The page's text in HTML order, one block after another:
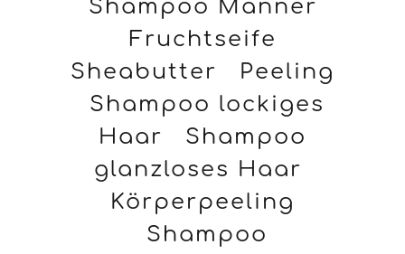
Shampoo Männer
Fruchtseife
Sheabutter
Peeling
Shampoo lockiges
Haar
Shampoo
glanzloses Haar
Körperpeeling
Shampoo